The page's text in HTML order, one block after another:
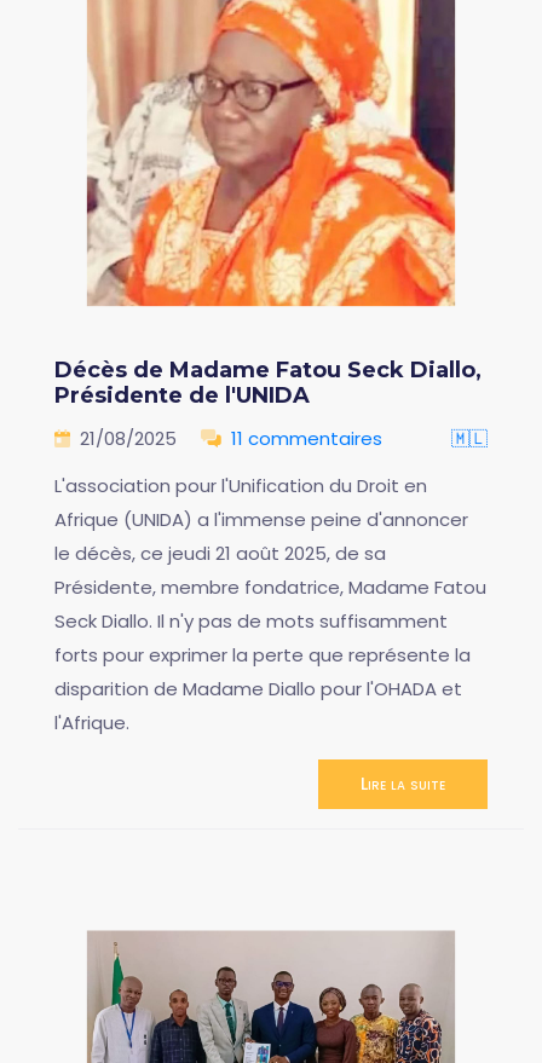
Décès de Madame Fatou Seck Diallo,
Présidente de l'UNIDA
21/08/2025 11 commentaires
🇲🇱
L'association pour l'Unification du Droit en
Afrique (UNIDA) a l'immense peine d'annoncer
le décès, ce jeudi 21 août 2025, de sa
Présidente, membre fondatrice, Madame Fatou
Seck Diallo. Il n'y pas de mots suffisamment
forts pour exprimer la perte que représente la
disparition de Madame Diallo pour l'OHADA et
l'Afrique.
Lire la suite